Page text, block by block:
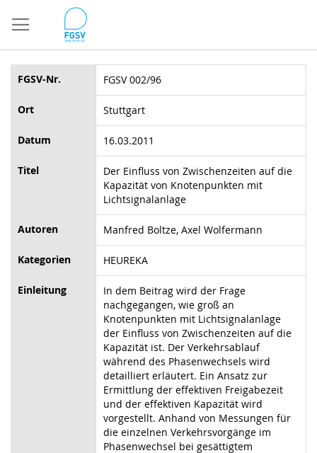
zum
Inhalt
FGSV-Nr. FGSV 002/96
Ort Stuttgart
Datum 16.03.2011
Titel
Der Einfluss von Zwischenzeiten auf die
Kapazität von Knotenpunkten mit
Lichtsignalanlage
Autoren Manfred Boltze, Axel Wolfermann
Kategorien HEUREKA
Einleitung
In dem Beitrag wird der Frage
nachgegangen, wie groß an
Knotenpunkten mit Lichtsignalanlage
der Einfluss von Zwischenzeiten auf die
Kapazität ist. Der Verkehrsablauf
während des Phasenwechsels wird
detailliert erläutert. Ein Ansatz zur
Ermittlung der effektiven Freigabezeit
und der effektiven Kapazität wird
vorgestellt. Anhand von Messungen für
die einzelnen Verkehrsvorgänge im
Phasenwechsel bei gesättigtem